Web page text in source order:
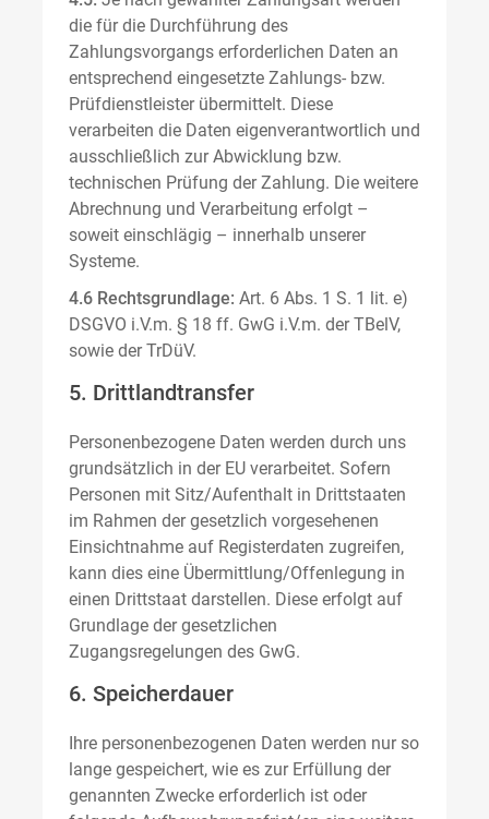
die für die Durchführung des
Zahlungsvorgangs erforderlichen Daten an
entsprechend eingesetzte Zahlungs- bzw.
Prüfdienstleister übermittelt. Diese
verarbeiten die Daten eigenverantwortlich und
ausschließlich zur Abwicklung bzw.
technischen Prüfung der Zahlung. Die weitere
Abrechnung und Verarbeitung erfolgt –
soweit einschlägig – innerhalb unserer
Systeme.
4.6 Rechtsgrundlage: Art. 6 Abs. 1 S. 1 lit. e)
DSGVO i.V.m. § 18 ff. GwG i.V.m. der TBelV,
sowie der TrDüV.
5. Drittlandtransfer
Personenbezogene Daten werden durch uns
grundsätzlich in der EU verarbeitet. Sofern
Personen mit Sitz/Aufenthalt in Drittstaaten
im Rahmen der gesetzlich vorgesehenen
Einsichtnahme auf Registerdaten zugreifen,
kann dies eine Übermittlung/Offenlegung in
einen Drittstaat darstellen. Diese erfolgt auf
Grundlage der gesetzlichen
Zugangsregelungen des GwG.
6. Speicherdauer
Ihre personenbezogenen Daten werden nur so
lange gespeichert, wie es zur Erfüllung der
genannten Zwecke erforderlich ist oder